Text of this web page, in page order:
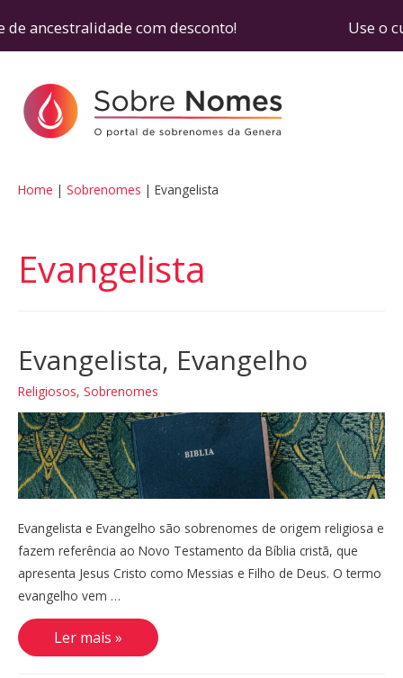
de ancestralidade com desconto! Use o cupom
Home Sobrenomes Evangelista
Evangelista
Evangelista, Evangelho
Religiosos, Sobrenomes
Evangelista e Evangelho são sobrenomes de origem religiosa e
fazem referência ao Novo Testamento da Bíblia cristã, que
apresenta Jesus Cristo como Messias e Filho de Deus. O termo
evangelho vem …
Evangelista,
Evangelho
Ler mais »